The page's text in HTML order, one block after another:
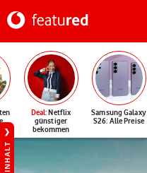
Deal: Netflix
günstiger
bekommen
Samsung Galaxy
S26: Alle Preise
INHALT